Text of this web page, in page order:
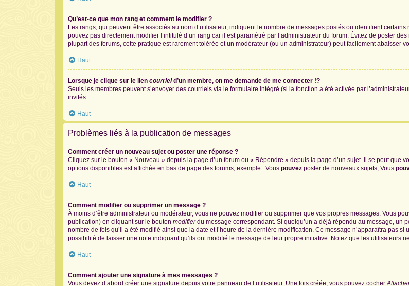
Qu’est-ce que mon rang et comment le modifier ?
Les rangs, qui peuvent être associés au nom d’utilisateur, indiquent le nombre de messages postés ou identifient
pouvez pas directement modifier l’intitulé d’un rang car il est paramétré par l’administrateur du forum. Évitez de poster
plupart des forums, cette pratique est rarement tolérée et un modérateur (ou un administrateur) peut facilement abaisser
Haut
Lorsque je clique sur le lien courrield’un membre, on me demande de me connecter !?
Seuls les membres peuvent s’envoyer des courriels via le formulaire intégré (si la fonction a été activée par
invités.
Haut
Problèmes liés à la publication de messages
Comment créer un nouveau sujet ou poster une réponse ?
Cliquez sur le bouton « Nouveau » depuis la page d’un forum ou « Répondre » depuis la page d’un sujet. Il se peut que
options disponibles est affichée en bas de page des forums, exemple : Vous pouvez poster de nouveaux sujets, Vous
Haut
Comment modifier ou supprimer un message ?
À moins d’être administrateur ou modérateur, vous ne pouvez modifier ou supprimer que vos propres messages. Vous
publication) en cliquant sur le bouton modifierdu message correspondant. Si quelqu’un a déjà répondu au message, un
nombre de fois qu’il a été modifié ainsi que la date et l’heure de la dernière modification. Ce message n’apparaîtra pas
possibilité de laisser une note indiquant qu’ils ont modifié le message de leur propre initiative. Notez que les utilisateurs
Haut
Comment ajouter une signature à mes messages ?
Vous devez d’abord créer une signature depuis votre panneau de l’utilisateur. Une fois créée, vous pouvez cocher